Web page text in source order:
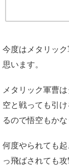
今度はメタリッ
思います。
メタリック軍曹
空と戦っても引
るので悟空もかな
何度やられても
っ飛ばされても